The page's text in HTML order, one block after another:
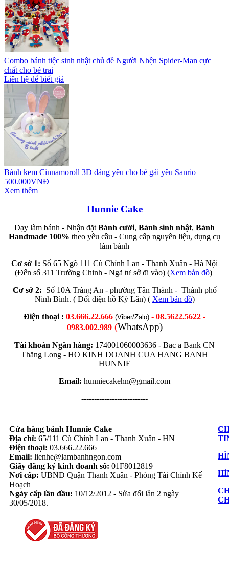
Combo bánh tiệc sinh nhật chủ đề Người Nhện Spider-Man cực
chất cho bé trai
Liên hệ để biết giá
Bánh kem Cinnamoroll 3D đáng yêu cho bé gái yêu Sanrio
500.000VNĐ
Xem thêm
Hunnie Cake
Dạy làm bánh - Nhận đặt Bánh cưới, Bánh sinh nhật, Bánh
Handmade 100% theo yêu cầu - Cung cấp nguyên liệu, dụng cụ
làm bánh
Cơ sở 1: Số 65 Ngõ 111 Cù Chính Lan - Thanh Xuân - Hà Nội
(Đến số 311 Trường Chinh - Ngã tư sở đi vào) (Xem bản đồ)
Cơ sở 2: Số 10A Tràng An - phường Tân Thành - Thành phố
Ninh Bình. ( Đối diện hồ Kỳ Lân) ( Xem bản đồ)
Điện thoại : 03.666.22.666 (Viber/Zalo) - 08.5622.5622 -
0983.002.989 (WhatsApp)
Tài khoản Ngân hàng: 174001060003636 - Bac a Bank CN
Thăng Long - HO KINH DOANH CUA HANG BANH
HUNNIE
Email: hunniecakehn@gmail.com
--------------------------
Cửa hàng bánh Hunnie Cake
Địa chỉ: 65/111 Cù Chính Lan - Thanh Xuân - HN
Điện thoại: 03.666.22.666
Email: lienhe@lambanhngon.com
Giấy đăng ký kinh doanh số: 01F8012819
Nơi cấp: UBND Quận Thanh Xuân - Phòng Tài Chính Kế
Hoạch
Ngày cấp lần đầu: 10/12/2012 - Sửa đổi lần 2 ngày
30/05/2018.